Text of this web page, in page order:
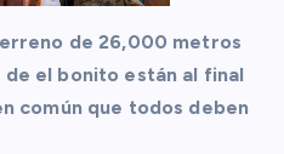
de 26,000 metros
el bonito están al final
común que todos deben